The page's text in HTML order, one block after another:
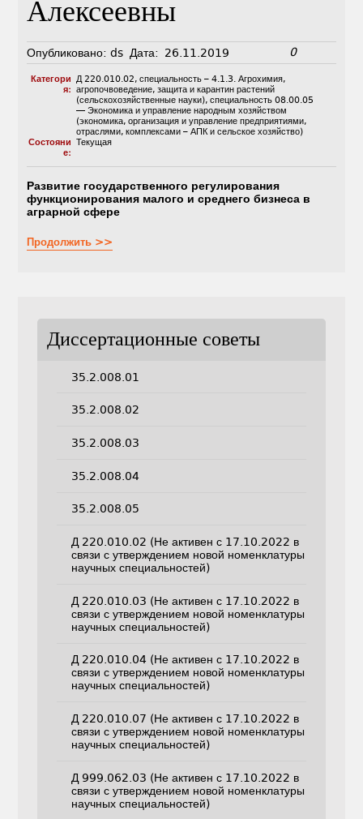
Алексеевны
Опубликовано: ds Дата: 26.11.2019 0
Категори
я:
Д 220.010.02, специальность – 4.1.3. Агрохимия,
агропочвоведение, защита и карантин растений
(сельскохозяйственные науки), специальность 08.00.05
— Экономика и управление народным хозяйством
(экономика, организация и управление предприятиями,
отраслями, комплексами – АПК и сельское хозяйство)
Состояни
е:
Текущая
Развитие государственного регулирования
функционирования малого и среднего бизнеса в
аграрной сфере
Продолжить >>
Диссертационные советы
35.2.008.01
35.2.008.02
35.2.008.03
35.2.008.04
35.2.008.05
Д 220.010.02 (Не активен с 17.10.2022 в
связи с утверждением новой номенклатуры
научных специальностей)
Д 220.010.03 (Не активен с 17.10.2022 в
связи с утверждением новой номенклатуры
научных специальностей)
Д 220.010.04 (Не активен с 17.10.2022 в
связи с утверждением новой номенклатуры
научных специальностей)
Д 220.010.07 (Не активен с 17.10.2022 в
связи с утверждением новой номенклатуры
научных специальностей)
Д 999.062.03 (Не активен с 17.10.2022 в
связи с утверждением новой номенклатуры
научных специальностей)